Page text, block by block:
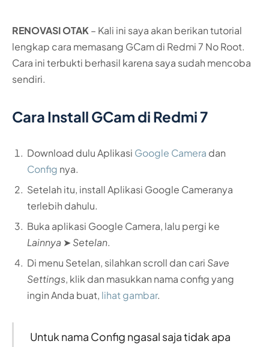
RENOVASI OTAK– Kali ini saya akan berikan tutorial
lengkap cara memasang GCam di Redmi 7 No Root.
Cara ini terbukti berhasil karena saya sudah mencoba
sendiri.
Cara Install GCam di Redmi 7
Download dulu Aplikasi Google Camera dan
Config nya.
Setelah itu, install Aplikasi Google Cameranya
terlebih dahulu.
Buka aplikasi Google Camera, lalu pergi ke
Lainnya ➤ Setelan.
Di menu Setelan, silahkan scroll dan cari Save
Settings, klik dan masukkan nama config yang
ingin Anda buat, lihat gambar.
Untuk nama Config ngasal saja tidak apa